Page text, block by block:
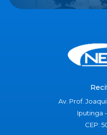
Av. Prof.
Iputinga
CEP: